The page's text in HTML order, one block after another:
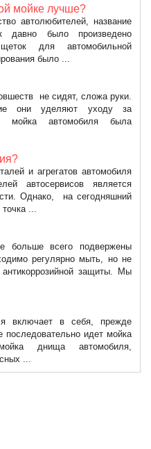
мойке лучше?
автолюбителей, название
было произведено
для автомобильной
было ...
не сидят, сложа руки.
они уделяют уходу за
мойка автомобиля была
и агрегатов автомобиля
автосервисов является
Однако, на сегодняшний
...
больше всего подвержены
регулярно мыть, но не
антикоррозийной защиты. Мы
включает в себя, прежде
последовательно идет мойка
днища автомобиля,
...